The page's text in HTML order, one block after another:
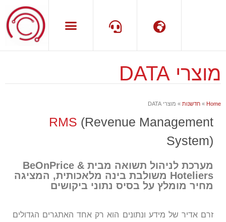
שפה מוצרי DATA
Home
» חדשנות » מוצרי DATA
RMS (Revenue Management
System)
מערכת לניהול תשואה מבית BeOnPrice &
Hoteliers משולבת בינה מלאכותית, המציגה
מחיר מומלץ על בסיס נתוני ביקושים
זרם אדיר של מידע ונתונים הוא רק אחד האתגרים הגדולים